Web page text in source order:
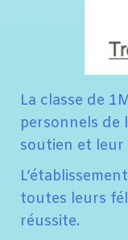
La classe de
personnels de
soutien et leur
toutes leurs
réussite.